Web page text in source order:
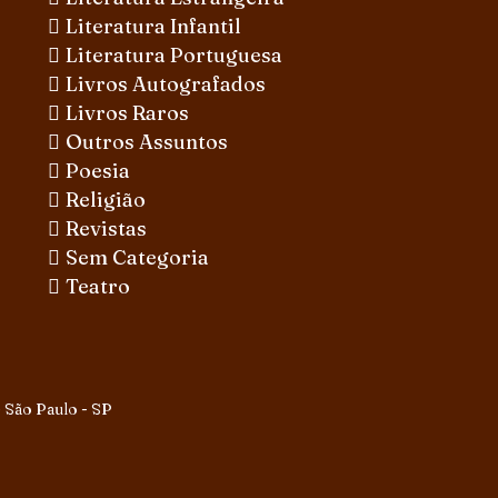
Literatura Infantil
Literatura Portuguesa
Livros Autografados
Livros Raros
Outros Assuntos
Poesia
Religião
Revistas
Sem Categoria
Teatro
Paulo - SP